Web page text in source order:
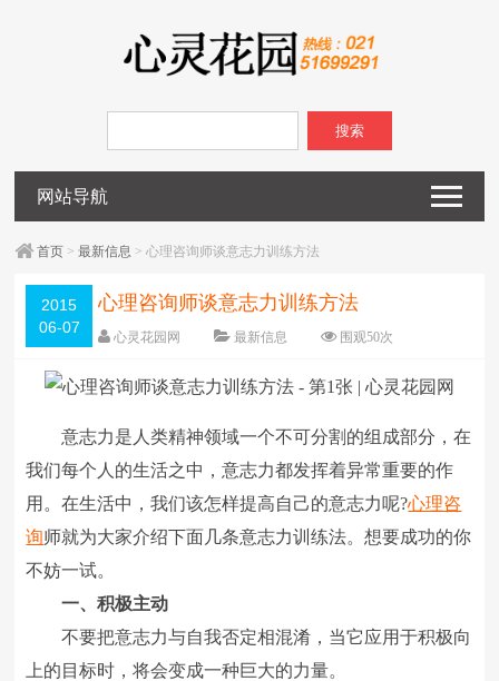
搜索
网站导航
首页 >最新信息 > 心理咨询师谈意志力训练方法
2015
06-07
心理咨询师谈意志力训练方法
心灵花园网 最新信息 围观50次
字体：大 中 小
意志力是人类精神领域一个不可分割的组成部分，在
我们每个人的生活之中，意志力都发挥着异常重要的作
用。在生活中，我们该怎样提高自己的意志力呢?心理咨
询师就为大家介绍下面几条意志力训练法。想要成功的你
不妨一试。
一、积极主动
不要把意志力与自我否定相混淆，当它应用于积极向
上的目标时，将会变成一种巨大的力量。